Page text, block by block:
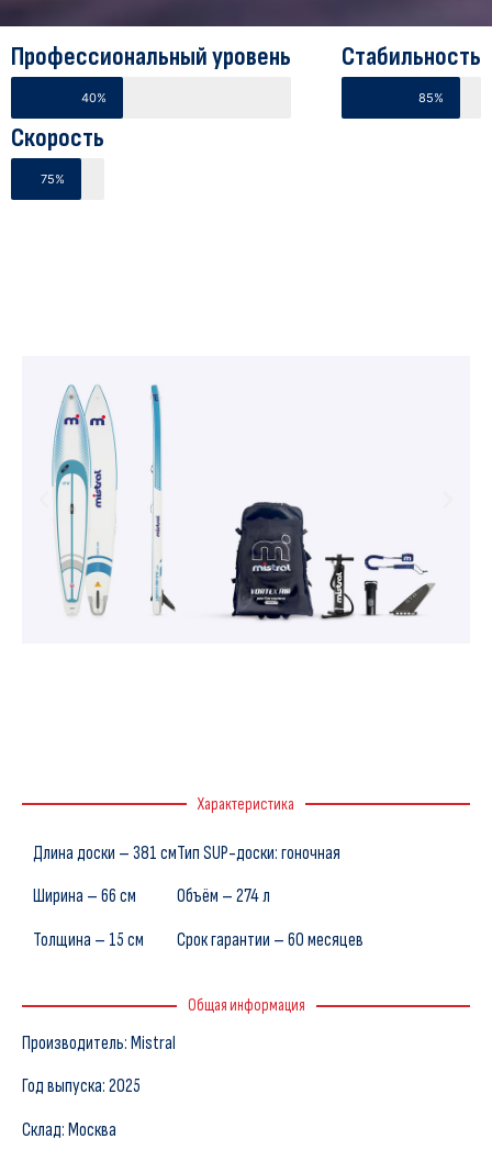
Профессиональный уровень
40%
Стабильность
85%
Скорость
75%
Характеристика
Длина доски – 381 см
Ширина – 66 см
Толщина – 15 см
Тип SUP-доски: гоночная
Объём – 274 л
Срок гарантии – 60 месяцев
Общая информация
Производитель: Mistral
Год выпуска: 2025
Склад: Москва